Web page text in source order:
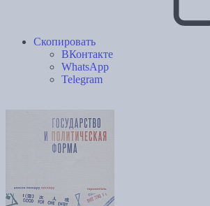
Скопировать
ВКонтакте
WhatsApp
Telegram